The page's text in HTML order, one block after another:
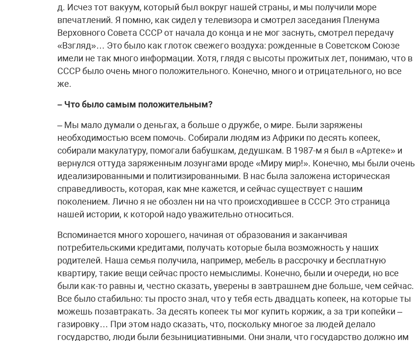
д. Исчез тот вакуум, который был вокруг нашей страны, и мы получили море
впечатлений. Я помню, как сидел у телевизора и смотрел заседания Пленума
Верховного Совета СССР от начала до конца и не мог заснуть, смотрел передачу
«Взгляд»… Это было как глоток свежего воздуха: рожденные в Советском Союзе
имели не так много информации. Хотя, глядя с высоты прожитых лет, понимаю, что в
СССР было очень много положительного. Конечно, много и отрицательного, но все
же.
– Что было самым положительным?
– Мы мало думали о деньгах, а больше о дружбе, о мире. Были заряжены
необходимостью всем помочь. Собирали людям из Африки по десять копеек,
собирали макулатуру, помогали бабушкам, дедушкам. В 1987-м я был в «Артеке» и
вернулся оттуда заряженным лозунгами вроде «Миру мир!». Конечно, мы были очень
идеализированными и политизированными. В нас была заложена историческая
справедливость, которая, как мне кажется, и сейчас существует с нашим
поколением. Лично я не обозлен ни на что происходившее в СССР. Это страница
нашей истории, к которой надо уважительно относиться.
Вспоминается много хорошего, начиная от образования и заканчивая
потребительскими кредитами, получать которые была возможность у наших
родителей. Наша семья получила, например, мебель в рассрочку и бесплатную
квартиру, такие вещи сейчас просто немыслимы. Конечно, были и очереди, но все
были как-то равны и, честно сказать, уверены в завтрашнем дне больше, чем сейчас.
Все было стабильно: ты просто знал, что у тебя есть двадцать копеек, на которые ты
можешь позавтракать. За десять копеек ты мог купить коржик, а за три копейки –
газировку… При этом надо сказать, что, поскольку многое за людей делало
государство, люди были безынициативными. Они знали, что государство должно им